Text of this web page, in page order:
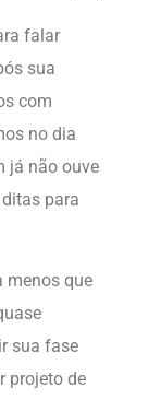
falar
sua
com
no dia
já não ouve
para
menos que
sua fase
projeto de